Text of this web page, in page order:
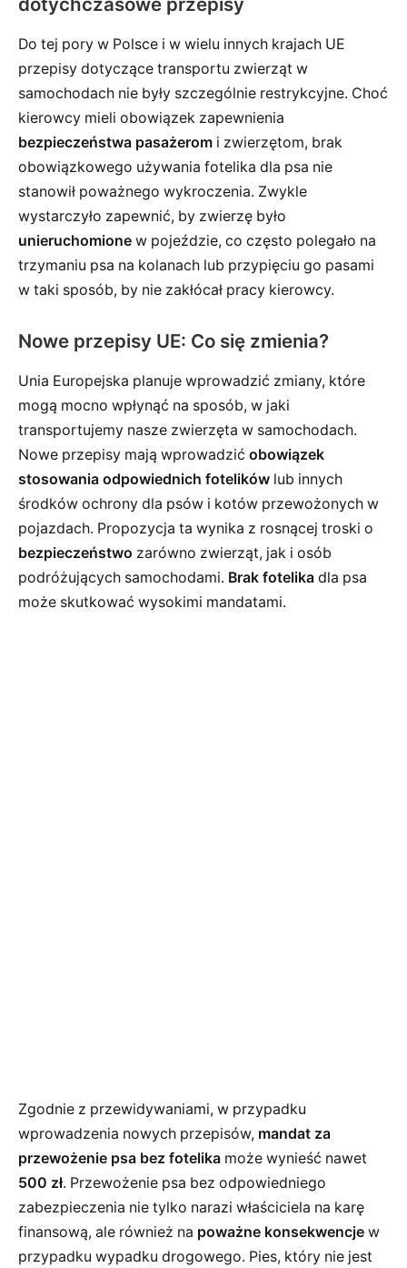
Do tej pory w Polsce i w wielu innych krajach UE
przepisy dotyczące transportu zwierząt w
samochodach nie były szczególnie restrykcyjne. Choć
kierowcy mieli obowiązek zapewnienia
bezpieczeństwa pasażerom i zwierzętom, brak
obowiązkowego używania fotelika dla psa nie
stanowił poważnego wykroczenia. Zwykle
wystarczyło zapewnić, by zwierzę było
unieruchomione w pojeździe, co często polegało na
trzymaniu psa na kolanach lub przypięciu go pasami
w taki sposób, by nie zakłócał pracy kierowcy.
Nowe przepisy UE: Co się zmienia?
Unia Europejska planuje wprowadzić zmiany, które
mogą mocno wpłynąć na sposób, w jaki
transportujemy nasze zwierzęta w samochodach.
Nowe przepisy mają wprowadzić obowiązek
stosowania odpowiednich fotelików lub innych
środków ochrony dla psów i kotów przewożonych w
pojazdach. Propozycja ta wynika z rosnącej troski o
bezpieczeństwo zarówno zwierząt, jak i osób
podróżujących samochodami. Brak fotelika dla psa
może skutkować wysokimi mandatami.
Zgodnie z przewidywaniami, w przypadku
wprowadzenia nowych przepisów, mandat za
przewożenie psa bez fotelika może wynieść nawet
500 zł. Przewożenie psa bez odpowiedniego
zabezpieczenia nie tylko narazi właściciela na karę
finansową, ale również na poważne konsekwencje w
przypadku wypadku drogowego. Pies, który nie jest